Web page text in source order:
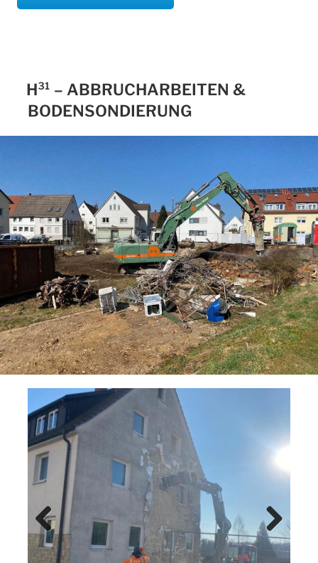
H³¹ – ABBRUCHARBEITEN &
BODENSONDIERUNG
Previ
ous
Next